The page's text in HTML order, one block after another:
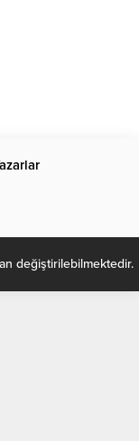
değiştirilebilmektedir.